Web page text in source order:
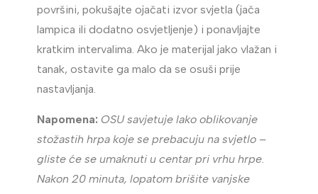
površini, pokušajte ojačati izvor svjetla (jača
lampica ili dodatno osvjetljenje) i ponavljajte
kratkim intervalima. Ako je materijal jako vlažan i
tanak, ostavite ga malo da se osuši prije
nastavljanja.
Napomena: OSU savjetuje lako oblikovanje
stožastih hrpa koje se prebacuju na svjetlo –
gliste će se umaknuti u centar pri vrhu hrpe.
Nakon 20 minuta, lopatom brišite vanjske